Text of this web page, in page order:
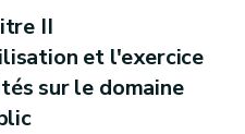
II
et l'exercice
sur le domaine